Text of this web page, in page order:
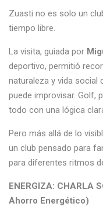
Zuasti no es solo un
tiempo libre.
La visita, guiada por
deportivo, permitió
naturaleza y vida social
puede improvisar. Golf,
todo con una lógica
Pero más allá de lo
un club pensado para
para diferentes ritmos
ENERGIZA: CHARLA
Ahorro Energético)